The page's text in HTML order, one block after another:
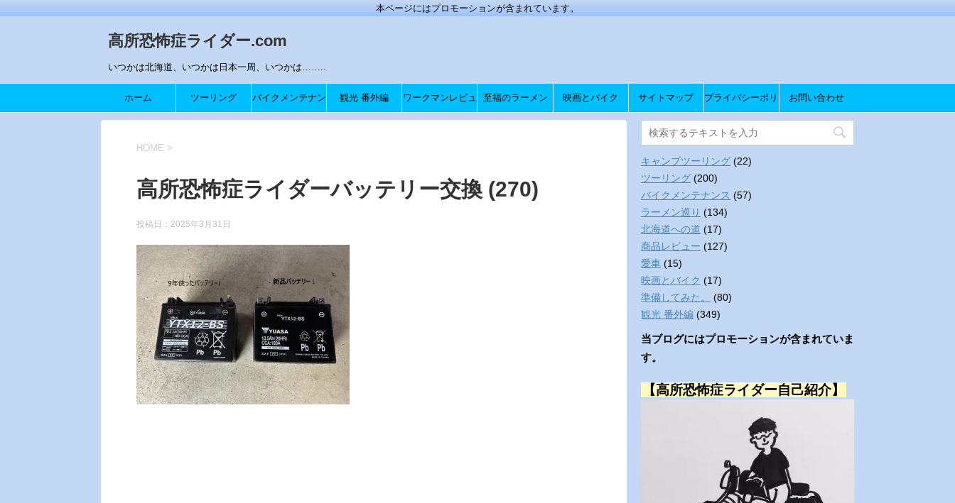
本ページにはプロモーションが含まれています。
高所恐怖症ライダー.com
いつかは北海道、いつかは日本一周、いつかは……..
ホーム ツーリング バイクメンテナン 観光 番外編 ワークマンレビュ 至福のラーメン 映画とバイク サイトマップ プライバシーポリ
シー
お問い合わせ
HOME >
高所恐怖症ライダーバッテリー交換 (270)
投稿日： 2025年3月31日
キャンプツーリング (22)
ツーリング (200)
バイクメンテナンス (57)
ラーメン巡り (134)
北海道への道 (17)
商品レビュー (127)
愛車 (15)
映画とバイク (17)
準備してみた。
(80)
観光 番外編 (349)
当ブログにはプロモーションが含まれていま
す。
【高所恐怖症ライダー自己紹介】